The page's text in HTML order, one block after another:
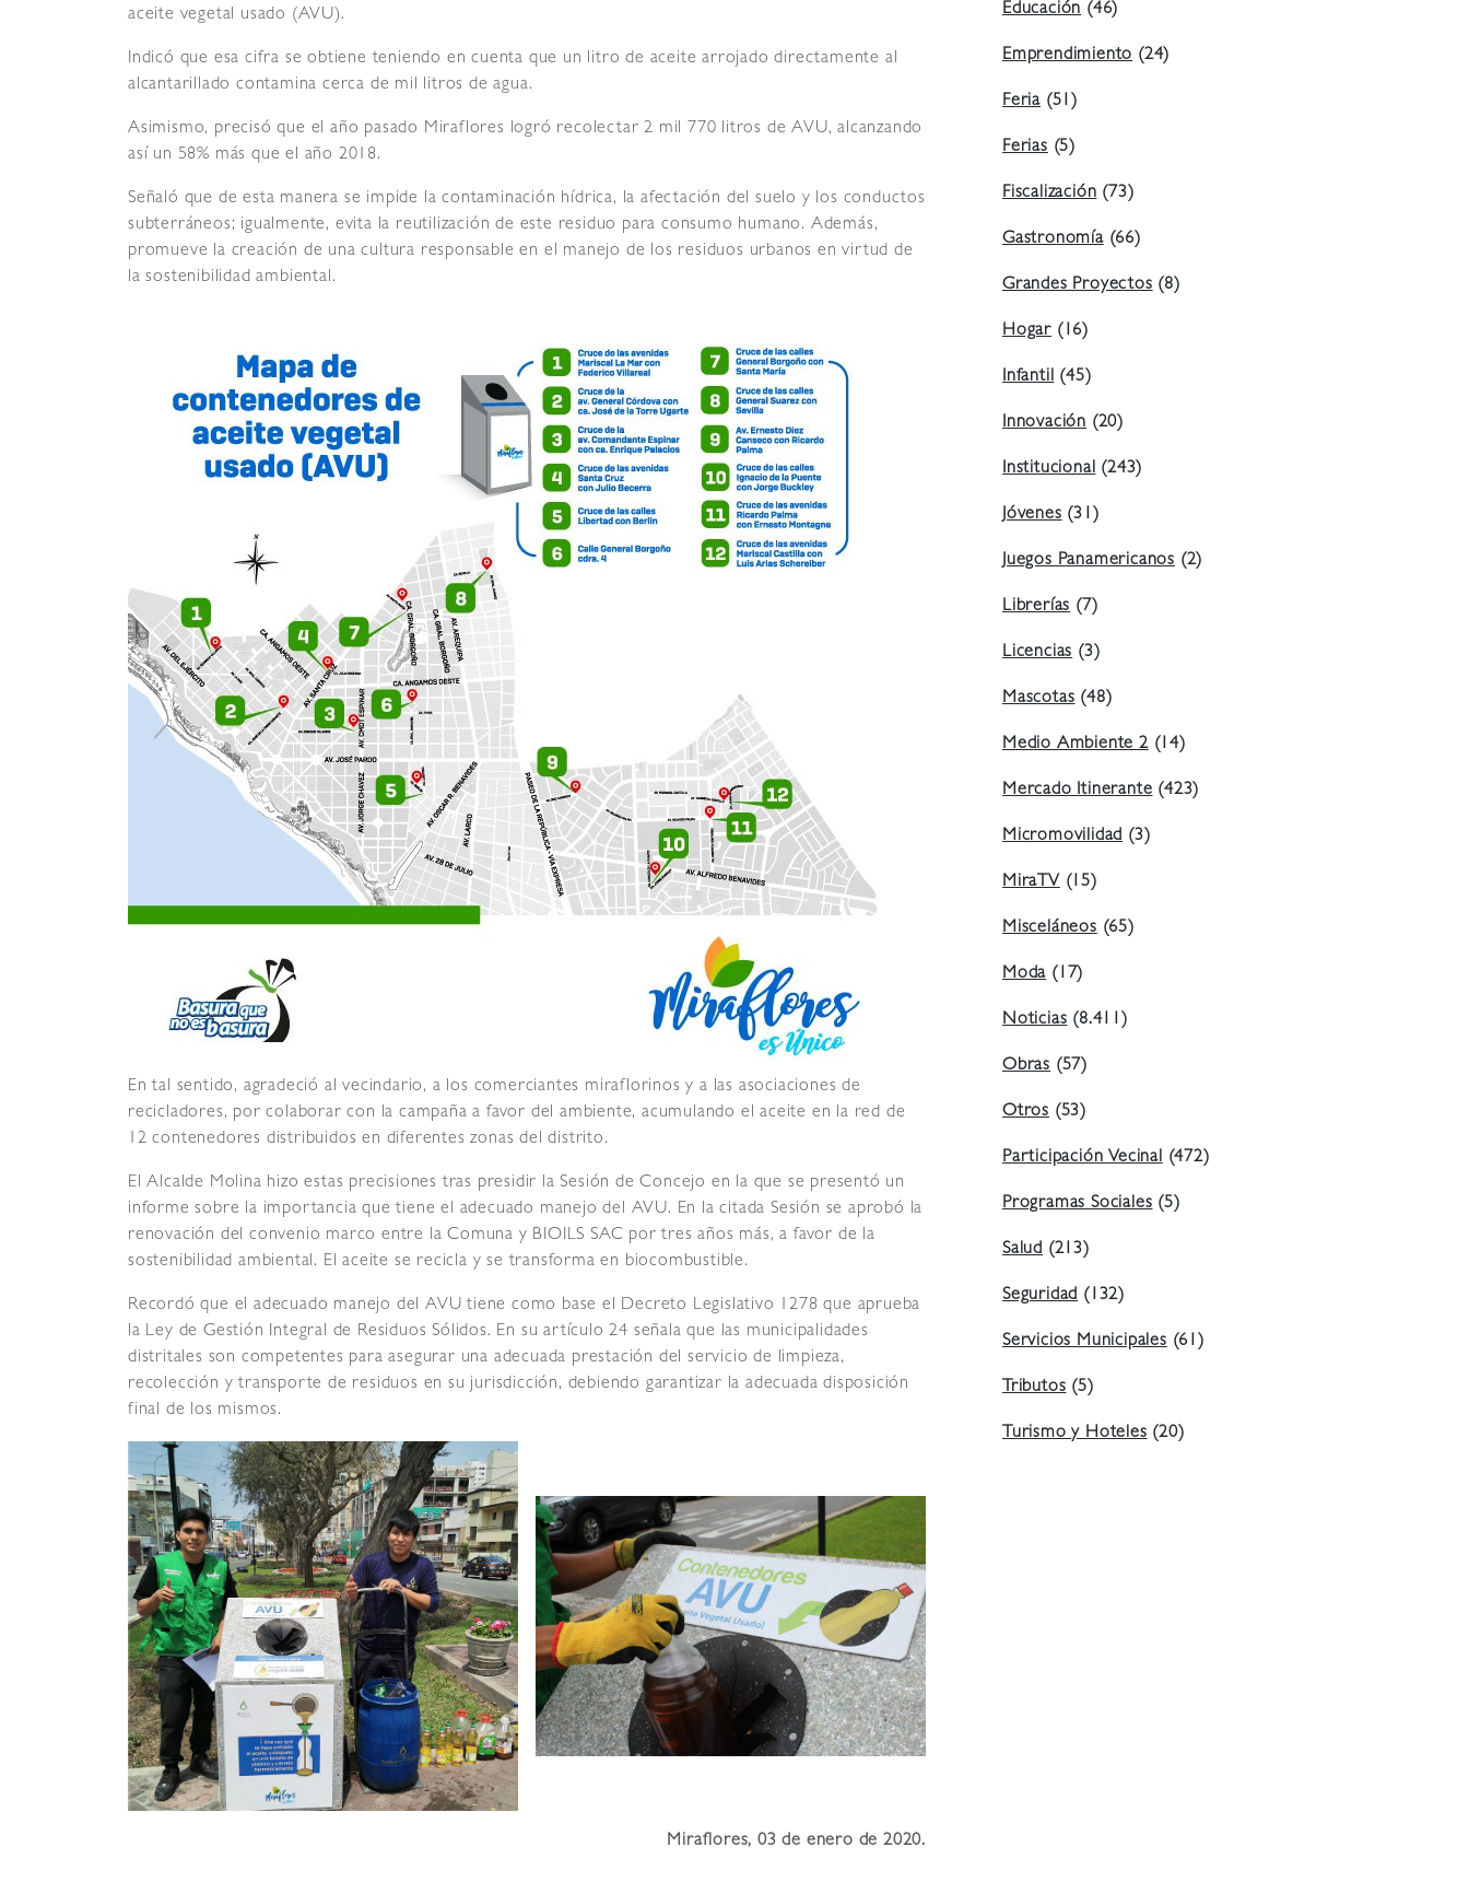
aceite vegetal usado (AVU).
Indicó que esa cifra se obtiene teniendo en cuenta que un litro de aceite arrojado directamente al
alcantarillado contamina cerca de mil litros de agua.
Asimismo, precisó que el año pasado Miraflores logró recolectar 2 mil 770 litros de AVU, alcanzando
así un 58% más que el año 2018.
Señaló que de esta manera se impide la contaminación hídrica, la afectación del suelo y los conductos
subterráneos; igualmente, evita la reutilización de este residuo para consumo humano. Además,
promueve la creación de una cultura responsable en el manejo de los residuos urbanos en virtud de
la sostenibilidad ambiental.
En tal sentido, agradeció al vecindario, a los comerciantes miraflorinos y a las asociaciones de
recicladores, por colaborar con la campaña a favor del ambiente, acumulando el aceite en la red de
12 contenedores distribuidos en diferentes zonas del distrito.
El Alcalde Molina hizo estas precisiones tras presidir la Sesión de Concejo en la que se presentó un
informe sobre la importancia que tiene el adecuado manejo del AVU. En la citada Sesión se aprobó la
renovación del convenio marco entre la Comuna y BIOILS SAC por tres años más, a favor de la
sostenibilidad ambiental. El aceite se recicla y se transforma en biocombustible.
Recordó que el adecuado manejo del AVU tiene como base el Decreto Legislativo 1278 que aprueba
la Ley de Gestión Integral de Residuos Sólidos. En su artículo 24 señala que las municipalidades
distritales son competentes para asegurar una adecuada prestación del servicio de limpieza,
recolección y transporte de residuos en su jurisdicción, debiendo garantizar la adecuada disposición
final de los mismos.
Miraflores, 03 de enero de 2020.
Educación(46)
Emprendimiento(24)
Feria (51)
Ferias(5)
Fiscalización(73)
Gastronomía(66)
Grandes Proyectos(8)
Hogar (16)
Infantil(45)
Innovación (20)
Institucional(243)
Jóvenes(31)
Juegos Panamericanos (2)
Librerías(7)
Licencias(3)
Mascotas(48)
Medio Ambiente 2(14)
Mercado Itinerante(423)
Micromovilidad(3)
MiraTV(15)
Misceláneos(65)
Moda(17)
Noticias(8.411)
Obras (57)
Otros (53)
Participación Vecinal(472)
Programas Sociales(5)
Salud (213)
Seguridad(132)
Servicios Municipales(61)
Tributos(5)
Turismo y Hoteles(20)